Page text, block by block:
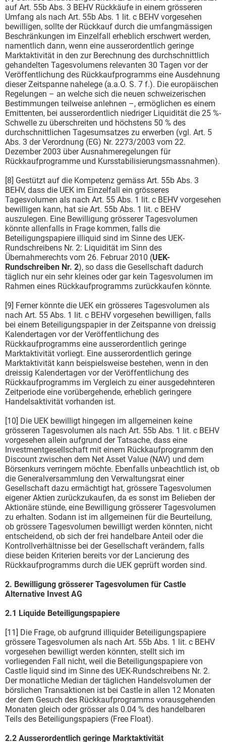
auf Art. 55b Abs. 3 BEHV Rückkäufe in einem grösseren
Umfang als nach Art. 55b Abs. 1 lit. c BEHV vorgesehen
bewilligen, sollte der Rückkauf durch die umfangmässigen
Beschränkungen im Einzelfall erheblich erschwert werden,
namentlich dann, wenn eine ausserordentlich geringe
Marktaktivität in den zur Berechnung des durchschnittlich
gehandelten Tagesvolumens relevanten 30 Tagen vor der
Veröffentlichung des Rückkaufprogramms eine Ausdehnung
dieser Zeitspanne nahelege (a.a.O. S. 7 f.). Die europäischen
Regelungen – an welche sich die neuen schweizerischen
Bestimmungen teilweise anlehnen –, ermöglichen es einem
Emittenten, bei ausserordentlich niedriger Liquidität die 25 %-
Schwelle zu überschreiten und höchstens 50 % des
durchschnittlichen Tagesumsatzes zu erwerben (vgl. Art. 5
Abs. 3 der Verordnung (EG) Nr. 2273/2003 vom 22.
Dezember 2003 über Ausnahmeregelungen für
Rückkaufprogramme und Kursstabilisierungsmassnahmen).
[8] Gestützt auf die Kompetenz gemäss Art. 55b Abs. 3
BEHV, dass die UEK im Einzelfall ein grösseres
Tagesvolumen als nach Art. 55 Abs. 1 lit. c BEHV vorgesehen
bewilligen kann, hat sie Art. 55b Abs. 1 lit. c BEHV
auszulegen. Eine Bewilligung grösserer Tagesvolumen
könnte allenfalls in Frage kommen, falls die
Beteiligungspapiere illiquid sind im Sinne des UEK-
Rundschreibens Nr. 2: Liquidität im Sinn des
Übernahmerechts vom 26. Februar 2010 (UEK-
Rundschreiben Nr. 2), so dass die Gesellschaft dadurch
täglich nur ein sehr kleines oder gar kein Tagesvolumen im
Rahmen eines Rückkaufprogramms zurückkaufen könnte.
[9] Ferner könnte die UEK ein grösseres Tagesvolumen als
nach Art. 55 Abs. 1 lit. c BEHV vorgesehen bewilligen, falls
bei einem Beteiligungspapier in der Zeitspanne von dreissig
Kalendertagen vor der Veröffentlichung des
Rückkaufprogramms eine ausserordentlich geringe
Marktaktivität vorliegt. Eine ausserordentlich geringe
Marktaktivität kann beispielsweise bestehen, wenn in den
dreissig Kalendertagen vor der Veröffentlichung des
Rückkaufprogramms im Vergleich zu einer ausgedehnteren
Zeitperiode eine vorübergehende, erheblich geringere
Handelsaktivität vorhanden ist.
[10] Die UEK bewilligt hingegen im allgemeinen keine
grösseren Tagesvolumen als nach Art. 55b Abs. 1 lit. c BEHV
vorgesehen allein aufgrund der Tatsache, dass eine
Investmentgesellschaft mit einem Rückkaufprogramm den
Discount zwischen dem Net Asset Value (NAV) und dem
Börsenkurs verringern möchte. Ebenfalls unbeachtlich ist, ob
die Generalversammlung den Verwaltungsrat einer
Gesellschaft dazu ermächtigt hat, grössere Tagesvolumen
eigener Aktien zurückzukaufen, da es sonst im Belieben der
Aktionäre stünde, eine Bewilligung grösserer Tagesvolumen
zu erhalten. Sodann ist im allgemeinen für die Beurteilung,
ob grössere Tagesvolumen bewilligt werden könnten, nicht
entscheidend, ob sich der frei handelbare Anteil oder die
Kontrollverhältnisse bei der Gesellschaft verändern, falls
diese beiden Kriterien bereits vor der Lancierung des
Rückkaufprogramms durch die UEK geprüft worden sind.
2. Bewilligung grösserer Tagesvolumen für Castle
Alternative Invest AG
2.1 Liquide Beteiligungspapiere
[11] Die Frage, ob aufgrund illiquider Beteiligungspapiere
grössere Tagesvolumen als nach Art. 55b Abs. 1 lit. c BEHV
vorgesehen bewilligt werden könnten, stellt sich im
vorliegenden Fall nicht, weil die Beteiligungspapiere von
Castle liquid sind im Sinne des UEK-Rundschrei­bens Nr. 2.
Der monatliche Median der täglichen Handelsvolumen der
börslichen Transaktionen ist bei Castle in allen 12 Monaten
der dem Gesuch des Rückkaufprogramms vorausgehenden
Monaten gleich oder grösser als 0.04 % des handelbaren
Teils des Beteiligungspapiers (Free Float).
2.2 Ausserordentlich geringe Marktaktivität